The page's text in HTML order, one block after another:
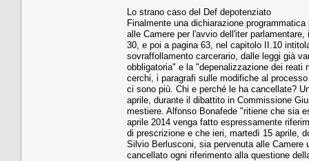
Lo strano caso del Def depotenziato
Finalmente una dichiarazione
alle Camere per l'avvio dell'iter
30, e poi a pagina 63, nel capitolo II.10
sovraffollamento carcerario, dalle leggi già
obbligatoria" e la "depenalizzazione dei
cerchi, i paragrafi sulle modifiche al
ci sono più. Chi e perché le ha cancellate?
aprile, durante il dibattito in Commissione
mestiere. Alfonso Bonafede "ritiene che sia
aprile 2014 venga fatto espressamente
di prescrizione e che ieri, martedì 15 aprile,
Silvio Berlusconi, sia pervenuta alle Camere
cancellato ogni riferimento alla questione